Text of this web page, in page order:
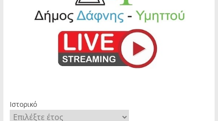
Ιστορικό